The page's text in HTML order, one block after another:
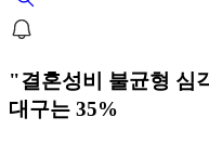
"결혼성비 불균형 심
대구는 35%